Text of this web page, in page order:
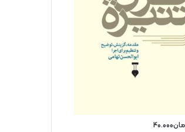
40.000